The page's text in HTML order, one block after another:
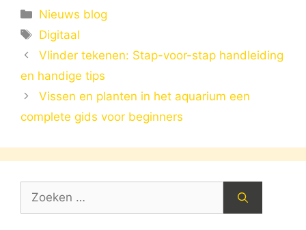
Categorieën
Nieuws blog
Tags
Digitaal
Vlinder tekenen: Stap-voor-stap handleiding
en handige tips
Vissen en planten in het aquarium een
complete gids voor beginners
Zoek